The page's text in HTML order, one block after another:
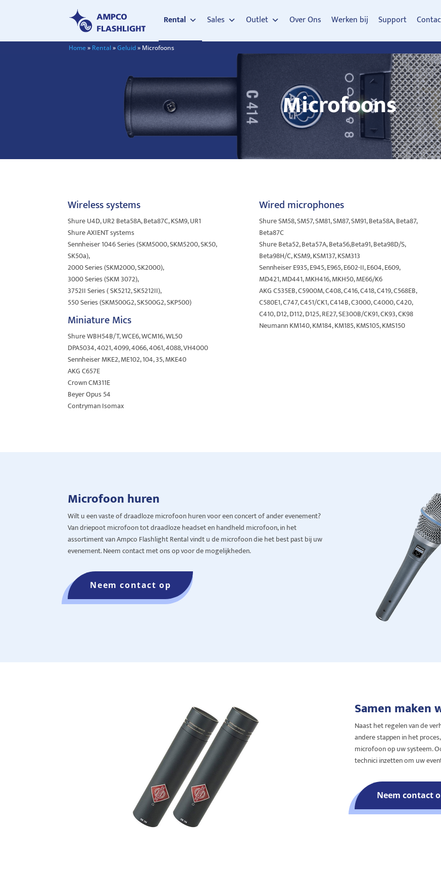
Rental Sales Outlet Over Ons Werken bij Support
Home» Rental»Geluid» Microfoons
Microfoons
Wireless systems
Shure U4D, UR2 Beta58A, Beta87C, KSM9, UR1
Shure AXIENT systems
Sennheiser 1046 Series (SKM5000, SKM5200, SK50,
SK50a),
2000 Series (SKM2000, SK2000),
3000 Series (SKM 3072),
3752II Series ( SK5212, SK5212II),
550 Series (SKM500G2, SK500G2, SKP500)
Miniature Mics
Shure WBH54B/T, WCE6, WCM16, WL50
DPA5034, 4021, 4099, 4066, 4061, 4088, VH4000
Sennheiser MKE2, ME102, 104, 35, MKE40
AKG C657E
Crown CM311E
Beyer Opus 54
Contryman Isomax
Wired microphones
Shure SM58, SM57, SM81, SM87, SM91, Beta58A, Beta87,
Beta87C
Shure Beta52, Beta57A, Beta56,Beta91, Beta98D/S,
Beta98H/C, KSM9, KSM137, KSM313
Sennheiser E935, E945, E965, E602-II, E604, E609,
MD421, MD441, MKH416, MKH50, ME66/K6
AKG C535EB, C5900M, C408, C416, C418, C419, C568EB,
C580E1, C747, C451/CK1, C414B, C3000, C4000, C420,
C410, D12, D112, D125, RE27, SE300B/CK91, CK93, CK98
Neumann KM140, KM184, KM185, KMS105, KMS150
Microfoon huren
Wilt u eenvaste of draadlozemicrofoon huren voor een concert of ander evenement?
Vandriepoot microfoon tot draadloze headset en handheld microfoon, in het
assortiment van Ampco Flashlight Rental vindt u de microfoon die het best past bij uw
evenement. Neem contact met ons op voor de mogelijkheden.
Neem contact op
Samen maken
Naast het regelen van de
andere stappen in het
microfoon op uw systeem.
technici inzetten om uw
Neem contact